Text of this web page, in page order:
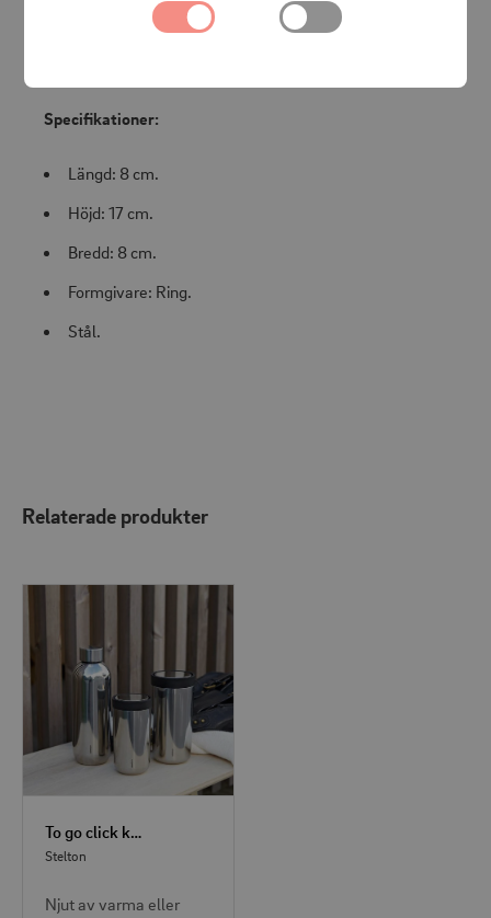
Drick från hela 360 grader av koppen som om det inte
fanns något lock. Tänk på miljön och ta med din egen
Specifikationer:
Längd: 8 cm.
Höjd: 17 cm.
Bredd: 8 cm.
Formgivare: Ring.
Stål.
Relaterade produkter
To go click kopp 0.2 l
Stelton
Njut av varma eller